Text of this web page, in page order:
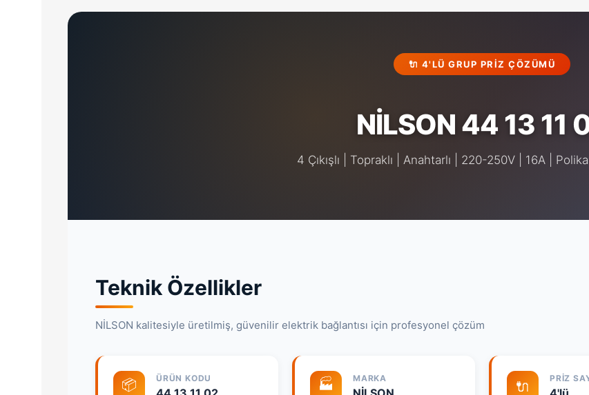
🔌 4'LÜ GRUP PRIZ ÇÖZÜMÜ
NİLSON 44 13 11
4 Çıkışlı | Topraklı | Anahtarlı | 220-250V | 16A |
Teknik Özellikler
NİLSON kalitesiyle üretilmiş, güvenilir elektrik bağlantısı için profesyonel çözüm
📦 ÜRÜN KODU 🏭 MARKA 🔌 PRIZ